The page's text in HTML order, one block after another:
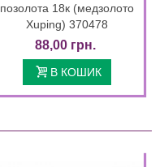
позолота 18к (медзолото
Xuping) 370478
88,00 грн.
В КОШИК